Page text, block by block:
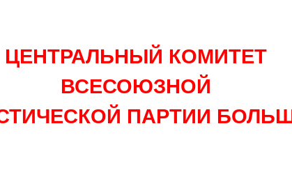
ЦЕНТРАЛЬНЫЙ КОМИТЕТ
ВСЕСОЮЗНОЙ
ПАРТИИ